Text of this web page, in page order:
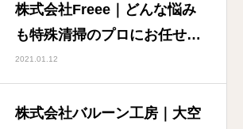
株式会社Freee｜どんな悩み
も特殊清掃のプロにお任せく
ださい！
2021.01.12
株式会社バルーン工房｜大空